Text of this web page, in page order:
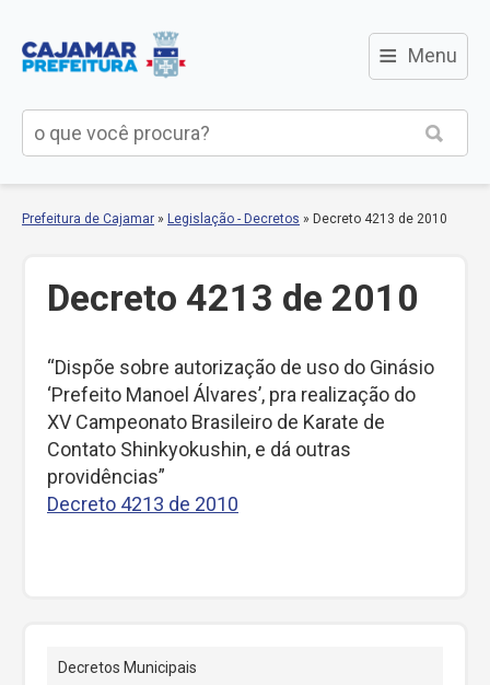
≡ Menu
Prefeitura de Cajamar » Legislação - Decretos » Decreto 4213 de 2010
Decreto 4213 de 2010
“Dispõe sobre autorização de uso do Ginásio
‘Prefeito Manoel Álvares’, pra realização do
XV Campeonato Brasileiro de Karate de
Contato Shinkyokushin, e dá outras
providências”
Decreto 4213 de 2010
Decretos Municipais